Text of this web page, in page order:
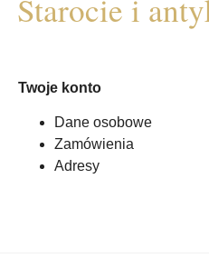
Twoje konto
Dane osobowe
Zamówienia
Adresy